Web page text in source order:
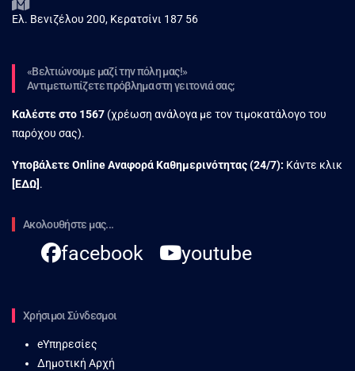
Ελ. Βενιζέλου 200, Κερατσίνι 187 56
«Βελτιώνουμε μαζί την πόλη μας!»
Αντιμετωπίζετε πρόβλημα στη γειτονιά σας;
Καλέστε στο 1567 (χρέωση ανάλογα με τον τιμοκατάλογο του
παρόχου σας).
Υποβάλετε Online Αναφορά Kαθημερινότητας (24/7): Κάντε κλικ
[ΕΔΩ] .
Ακολουθήστε μας...
facebook youtube
Χρήσιμοι Σύνδεσμοι
eΥπηρεσίες
Δημοτική Αρχή